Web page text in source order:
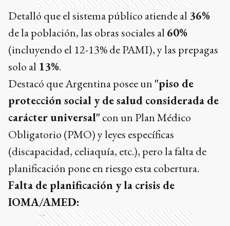
Detalló que el sistema público atiende al 36%
de la población, las obras sociales al 60%
(incluyendo el 12-13% de PAMI), y las prepagas
solo al 13%.
Destacó que Argentina posee un "piso de
protección social y de salud considerada de
carácter universal" con un Plan Médico
Obligatorio (PMO) y leyes específicas
(discapacidad, celiaquía, etc.), pero la falta de
planificación pone en riesgo esta cobertura.
Falta de planificación y la crisis de
IOMA/AMED:
Ads